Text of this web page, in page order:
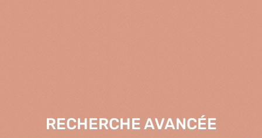
RECHERCHE AVANCÉE